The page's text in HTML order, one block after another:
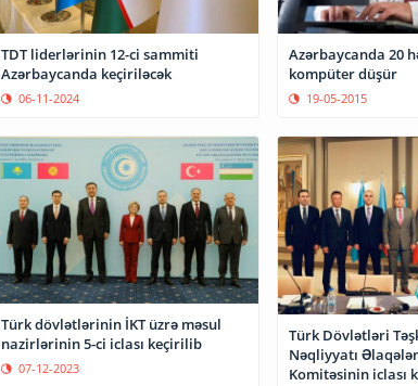
TDT liderlərinin 12-ci sammiti
Azərbaycanda keçiriləcək
06-11-2024
Azərbaycanda 20
kompüter düşür
19-05-2015
Türk dövlətlərinin İKT üzrə məsul
nazirlərinin 5-ci iclası keçirilib
07-12-2023
Türk Dövlətləri
Nəqliyyatı
Komitəsinin iclası